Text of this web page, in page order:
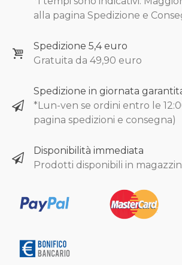
alla pagina Spedizione e
Spedizione 5,4 euro
Gratuita da 49,90 euro
Spedizione in giornata
*Lun-ven se ordini entro le
pagina spedizioni e consegna)
Disponibilità immediata
Prodotti disponibili in